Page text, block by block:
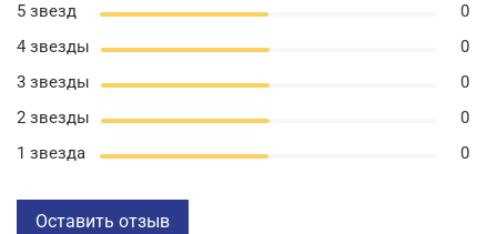
5 звезд
0
4 звезды
0
3 звезды
0
2 звезды
0
1 звезда
0
Оставить отзыв